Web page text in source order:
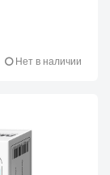
Нет в наличии